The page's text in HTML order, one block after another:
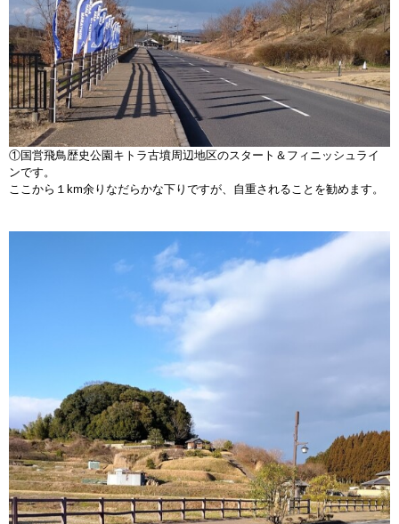
①国営飛鳥歴史公園キトラ古墳周辺地区のスタート＆フィニッシュライ
ンです。
ここから１km余りなだらかな下りですが、自重されることを勧めます。